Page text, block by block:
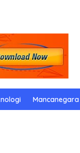
Mancanegara